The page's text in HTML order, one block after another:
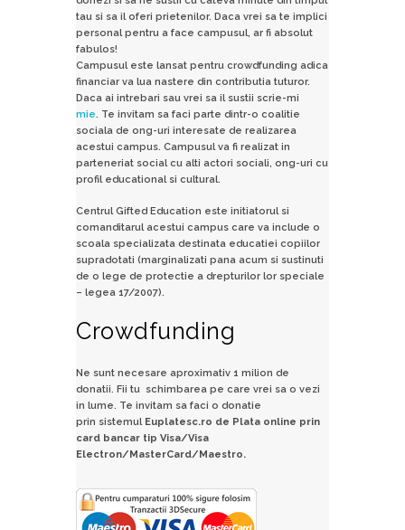
tau si sa il oferi prietenilor. Daca vrei sa te implici
personal pentru a face campusul, ar fi absolut
fabulos!
Campusul este lansat pentru crowdfunding adica
financiar va lua nastere din contributia tuturor.
Daca ai intrebari sau vrei sa il sustii scrie-mi
mie. Te invitam sa faci parte dintr-o coalitie
sociala de ong-uri interesate de realizarea
acestui campus. Campusul va fi realizat in
parteneriat social cu alti actori sociali, ong-uri cu
profil educational si cultural.
Centrul Gifted Education este initiatorul si
comanditarul acestui campus care va include o
scoala specializata destinata educatiei copiilor
supradotati (marginalizati pana acum si sustinuti
de o lege de protectie a drepturilor lor speciale
– legea 17/2007).
Crowdfunding
Ne sunt necesare aproximativ 1 milion de
donatii. Fii tu schimbarea pe care vrei sa o vezi
in lume. Te invitam sa faci o donatie
prin sistemul Euplatesc.ro de Plata online prin
card bancar tip Visa/Visa
Electron/MasterCard/Maestro.